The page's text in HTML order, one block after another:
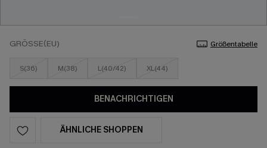
GRÖSSE(EU) Größentabelle
S(36) M(38) L(40/42) XL(44)
BENACHRICHTIGEN
ÄHNLICHE SHOPPEN